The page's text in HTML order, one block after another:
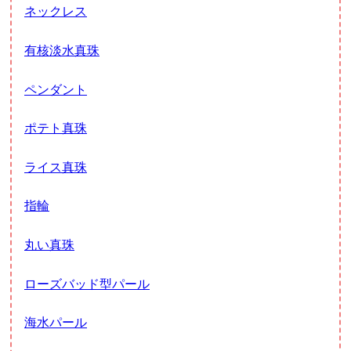
ネックレス
有核淡水真珠
ペンダント
ポテト真珠
ライス真珠
指輪
丸い真珠
ローズバッド型パール
海水パール